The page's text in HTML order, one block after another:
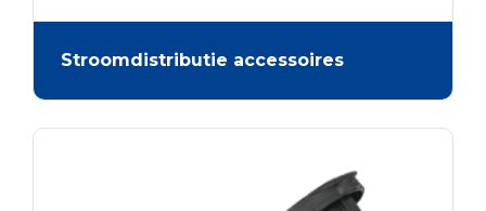
Stroomdistributie accessoires